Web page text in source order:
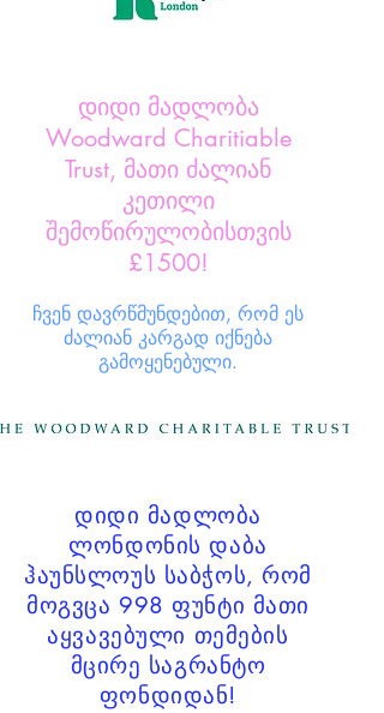
დიდი მადლობა
Woodward Charitiable
Trust, მათი ძალიან
კეთილი
შემოწირულობისთვის
£1500!
ჩვენ დავრწმუნდებით, რომ ეს
ძალიან კარგად იქნება
გამოყენებული.
დიდი მადლობა
ლონდონის დაბა
ჰაუნსლოუს საბჭოს, რომ
მოგვცა 998 ფუნტი მათი
აყვავებული თემების
მცირე საგრანტო
ფონდიდან!